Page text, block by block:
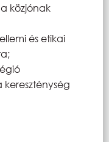
közjónak
és etikai